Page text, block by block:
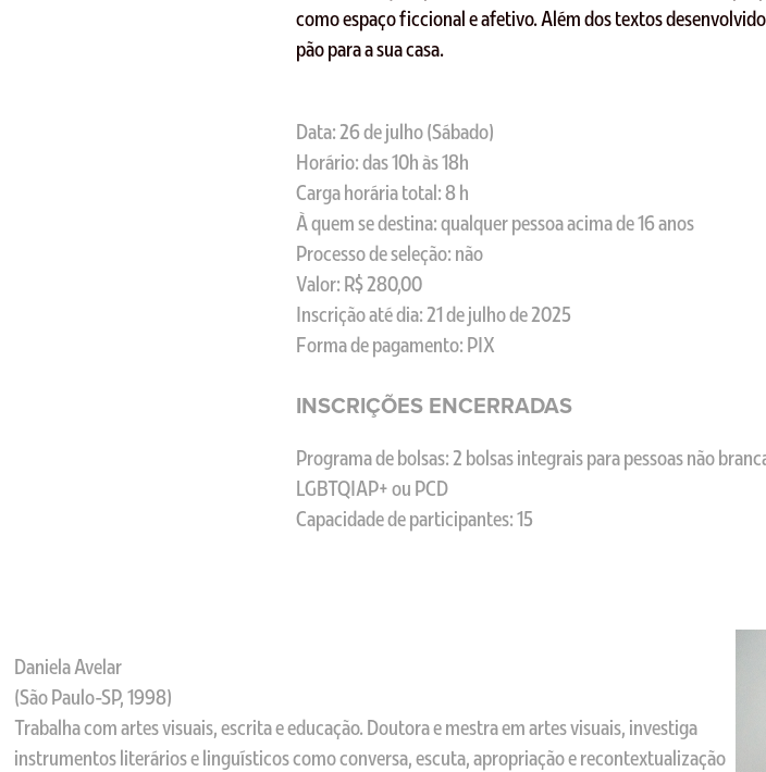
como espaço ficcional e afetivo. Além dos textos
pão para a sua casa.
Data: 26 de julho (Sábado)
Horário: das 10h às 18h
Carga horária total: 8 h
À quem se destina: qualquer pessoa acima de 16 anos
Processo de seleção: não
Valor: R$ 280,00
Inscrição até dia: 21 de julho de 2025
Forma de pagamento: PIX
INSCRIÇÕES ENCERRADAS
Programa de bolsas: 2 bolsas integrais para pessoas não
LGBTQIAP+ ou PCD
Capacidade de participantes: 15
Daniela Avelar
(São Paulo-SP, 1998)
Trabalha com artes visuais, escrita e educação. Doutora e mestra em artes visuais, investiga
instrumentos literários e linguísticos como conversa, escuta, apropriação e recontextualização